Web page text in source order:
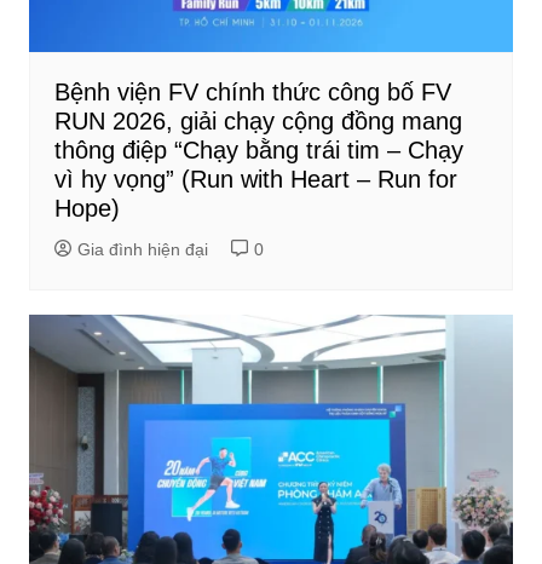
Bệnh viện FV chính thức công bố FV
RUN 2026, giải chạy cộng đồng mang
thông điệp “Chạy bằng trái tim – Chạy
vì hy vọng” (Run with Heart – Run for
Hope)
Gia đình hiện đại 0